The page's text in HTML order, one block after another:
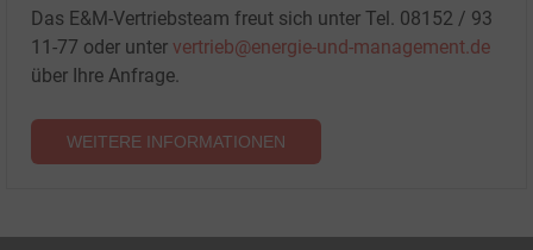
Das E&M-Vertriebsteam freut sich unter Tel. 08152 / 93
11-77 oder unter vertrieb@energie-und-management.de
über Ihre Anfrage.
WEITERE INFORMATIONEN